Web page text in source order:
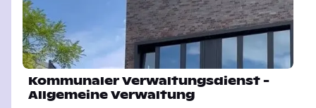
Kommunaler Verwaltungsdienst -
Allgemeine Verwaltung